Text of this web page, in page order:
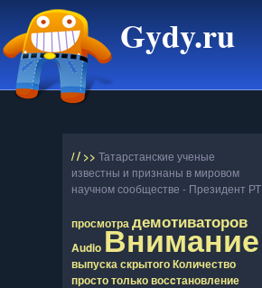
Gydy.ru
// >> Татарстанские ученые
известны и признаны в мировом
научном сообществе - Президент РТ
просмотрадемотиваторов
Audio Внимание
выпускаскрытогоКоличество
простотольковосcтановление